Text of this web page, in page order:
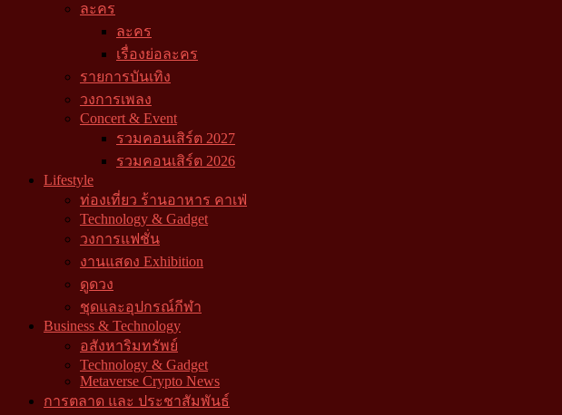
ละคร
ละคร
เรื่องย่อละคร
รายการบันเทิง
วงการเพลง
Concert & Event
รวมคอนเสิร์ต 2027
รวมคอนเสิร์ต 2026
Lifestyle
ท่องเที่ยว ร้านอาหาร คาเฟ่
Technology & Gadget
วงการแฟชั่น
งานแสดง Exhibition
ดูดวง
ชุดและอุปกรณ์กีฬา
Business & Technology
อสังหาริมทรัพย์
Technology & Gadget
Metaverse Crypto News
การตลาด และ ประชาสัมพันธ์